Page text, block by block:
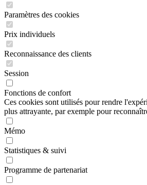
Paramètres des cookies
Prix individuels
Reconnaissance des clients
Session
Fonctions de confort
Ces cookies sont utilisés pour rendre
plus attrayante, par exemple pour
Mémo
Statistiques & suivi
Programme de partenariat